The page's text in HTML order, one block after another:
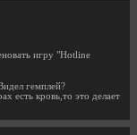
игру "Hotline
гемплей?
есть кровь,то это делает